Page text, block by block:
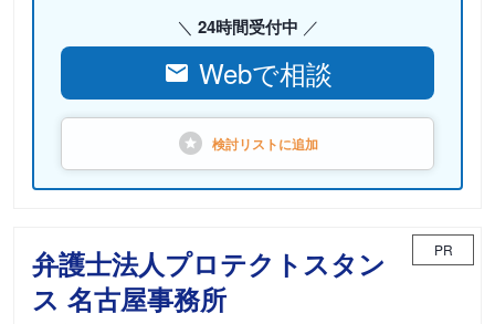
24時間受付中
Webで相談
検討リストに追加
弁護士法人プロテクトスタン
ス 名古屋事務所
PR